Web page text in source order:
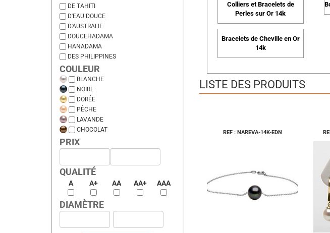
DE TAHITI
D'EAU DOUCE
D'AUSTRALIE
DOUCEHADAMA
HANADAMA
DES PHILIPPINES
COULEUR
BLANCHE
NOIRE
DORÉE
PÊCHE
LAVANDE
CHOCOLAT
PRIX
QUALITÉ
A A+ AA AA+ AAA
DIAMÈTRE
Colliers et Bracelets de
Perles sur Or 14k
Bracelets de Cheville en Or
14k
LISTE DES PRODUITS
REF : NAREVA-14K-EDN